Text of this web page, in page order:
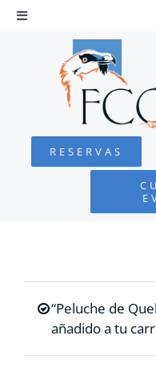
Saltar
Toggle
Navigation
QUEBRANTAHUESOS
FUNDACIÓN
RESERVAS
“Peluche de
añadido a tu